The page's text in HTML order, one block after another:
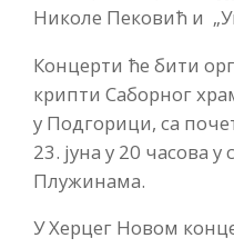
Николе Пековић и
Концерти ће бити
крипти Саборног
у Подгорици, са
23. јуна у 20 часова у
Плужинама.
У Херцег Новом